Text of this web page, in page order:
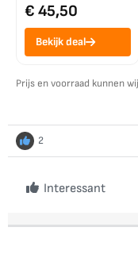
€ 45,50
Bekijk deal
Prijs en voorraad kunnen
2
Interessant